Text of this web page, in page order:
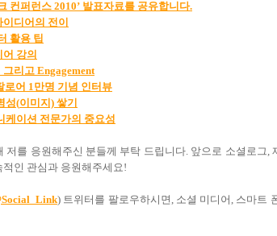
컨퍼런스 2010’ 발표자료를 공유합니다.
이디어의 전이
활용 팁
어 강의
그리고 Engagement
로어 1 만명 기념 인터뷰
성(이미지) 쌓기
케이션 전문가의 중요성
저를 응원해주신 분들께 부탁 드립니다. 앞으로 소셜로그 ,
적인 관심과 응원해주세요 !
) 트위터를 팔로우하시면, 소셜 미디어, 스마트